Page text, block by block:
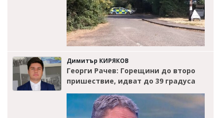
Димитър КИРЯКОВ
Георги Рачев: Горещини до второ
пришествие, идват до 39 градуса